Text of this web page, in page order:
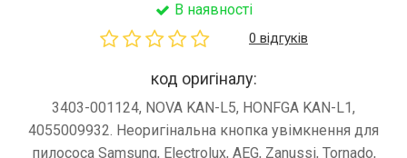
В наявності
0 відгуків
код оригіналу:
3403-001124, NOVA KAN-L5, HONFGA KAN-L1,
4055009932. Неоригінальна кнопка увімкнення для
пилососа Samsung, Electrolux, AEG, Zanussi, Tornado,